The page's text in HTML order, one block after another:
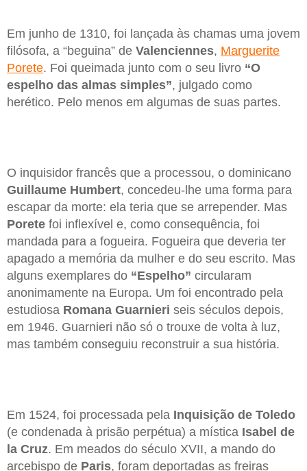
Em junho de 1310, foi lançada às chamas uma jovem
filósofa, a “beguina” de Valenciennes, Marguerite
Porete. Foi queimada junto com o seu livro “O
espelho das almas simples”, julgado como
herético. Pelo menos em algumas de suas partes.
O inquisidor francês que a processou, o dominicano
Guillaume Humbert, concedeu-lhe uma forma para
escapar da morte: ela teria que se arrepender. Mas
Porete foi inflexível e, como consequência, foi
mandada para a fogueira. Fogueira que deveria ter
apagado a memória da mulher e do seu escrito. Mas
alguns exemplares do “Espelho” circularam
anonimamente na Europa. Um foi encontrado pela
estudiosa Romana Guarnieri seis séculos depois,
em 1946. Guarnieri não só o trouxe de volta à luz,
mas também conseguiu reconstruir a sua história.
Em 1524, foi processada pela Inquisição de Toledo
(e condenada à prisão perpétua) a mística Isabel de
la Cruz. Em meados do século XVII, a mando do
arcebispo de Paris, foram deportadas as freiras